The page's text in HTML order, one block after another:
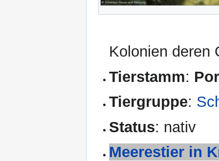
Kolonien deren
Tierstamm:
Tiergruppe:
Status: nativ
Meerestier in